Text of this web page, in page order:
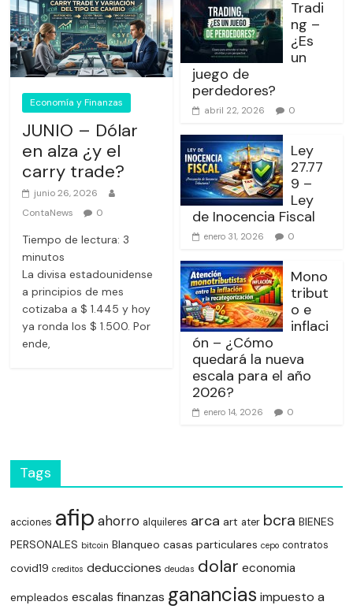
Economía y Finanzas
JUNIO – Dólar
en alza ¿y el
carry trade?
junio 26, 2026
ContaNews
0
Tiempo de lectura: 3
minutos
La divisa estadounidense
a principios de mes
cotizaba a $ 1.445 y hoy
ya ronda los $ 1.500. Por
ende,
Tradi
ng –
¿Es
un
juego de
perdedores?
abril 22, 2026 0
Ley
27.77
9 –
Ley
de Inocencia Fiscal
enero 31, 2026 0
Mono
tribut
o e
inflaci
ón – ¿Cómo
quedará la nueva
escala para el año
2026?
enero 14, 2026 0
Tags
acciones afip ahorro alquileres arca art ater bcra BIENES
PERSONALES bitcoin Blanqueo casas particulares cepo contratos
covid19 creditos deducciones deudas dolar economia
empleados escalas finanzas ganancias impuesto a